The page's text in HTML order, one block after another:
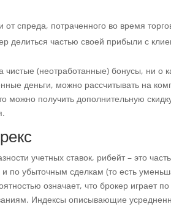
от спреда, потраченного во время
делиться частью своей прибыли с
чистые (неотработанные) бонусы, ни о
деньги, можно рассчитывать на
можно получить дополнительную
учетных ставок, рибейт – это
и по убыточным сделкам (то есть
означает, что брокер играет
Индексы описывающие